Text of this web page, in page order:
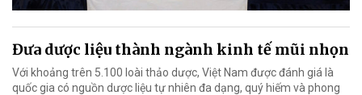
Đưa dược liệu thành ngành kinh tế mũi nhọn
Với khoảng trên 5.100 loài thảo dược, Việt Nam được đánh giá là
quốc gia có nguồn dược liệu tự nhiên đa dạng, quý hiếm và phong